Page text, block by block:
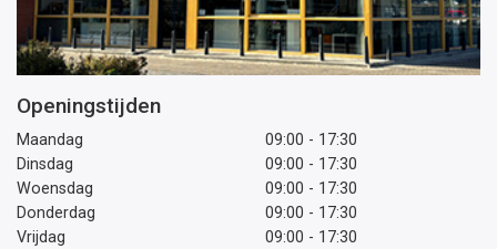
Openingstijden
Maandag
09:00 - 17:30
Dinsdag
09:00 - 17:30
Woensdag
09:00 - 17:30
Donderdag
09:00 - 17:30
Vrijdag
09:00 - 17:30